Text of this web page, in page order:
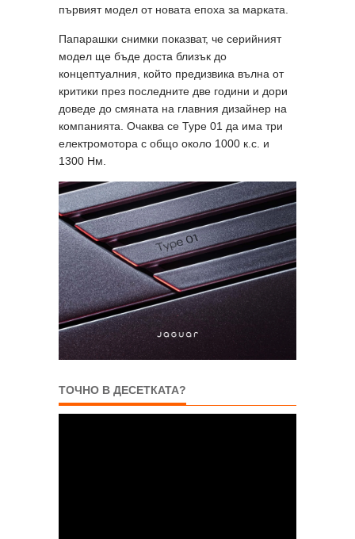
първият модел от новата епоха за марката.
Папарашки снимки показват, че серийният
модел ще бъде доста близък до
концептуалния, който предизвика вълна от
критики през последните две години и дори
доведе до смяната на главния дизайнер на
компанията. Очаква се Type 01 да има три
електромотора с общо около 1000 к.с. и
1300 Нм.
ТОЧНО В ДЕСЕТКАТА?